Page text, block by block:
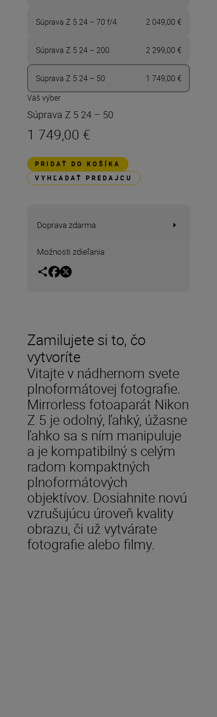
Súprava Z 5 24 – 70 f/4 2 049,00 €
Súprava Z 5 24 – 200 2 299,00 €
Súprava Z 5 24 – 50
1 749,00 €
Váš výber
Súprava Z 5 24 – 50
1 749,00 €
PRIDAŤ DO KOŠÍKA
VYHĽADAŤ PREDAJCU
Doprava zdarma
Možnosti zdieľania
Zamilujete si to, čo
vytvoríte
Vitajte v nádhernom svete
plnoformátovej fotografie.
Mirrorless fotoaparát Nikon
Z 5 je odolný, ľahký, úžasne
ľahko sa s ním manipuluje
a je kompatibilný s celým
radom kompaktných
plnoformátových
objektívov. Dosiahnite novú
vzrušujúcu úroveň kvality
obrazu, či už vytvárate
fotografie alebo filmy.